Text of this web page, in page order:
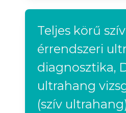
Teljes körű
érrendszeri
diagnosztika,
ultrahang
(szív